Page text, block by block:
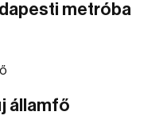
metróba
államfő